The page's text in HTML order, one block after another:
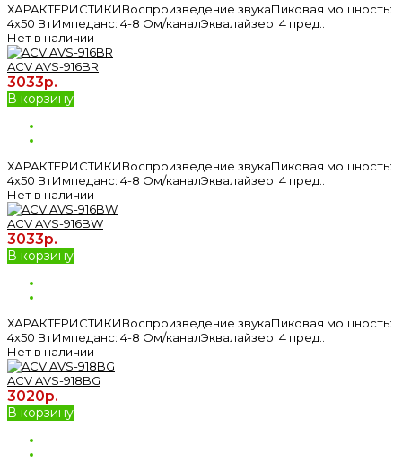
ХАРАКТЕРИСТИКИВоспроизведение звукаПиковая мощность:
4х50 ВтИмпеданс: 4-8 Ом/каналЭквалайзер: 4 пред..
Нет в наличии
ACV AVS-916BR
3033р.
В корзину
ХАРАКТЕРИСТИКИВоспроизведение звукаПиковая мощность:
4х50 ВтИмпеданс: 4-8 Ом/каналЭквалайзер: 4 пред..
Нет в наличии
ACV AVS-916BW
3033р.
В корзину
ХАРАКТЕРИСТИКИВоспроизведение звукаПиковая мощность:
4х50 ВтИмпеданс: 4-8 Ом/каналЭквалайзер: 4 пред..
Нет в наличии
ACV AVS-918BG
3020р.
В корзину